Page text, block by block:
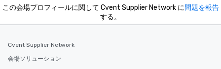
この会場プロフィールに関して Cvent Supplier Network に問題を報告
する。
Cvent Supplier Network
会場ソリューション